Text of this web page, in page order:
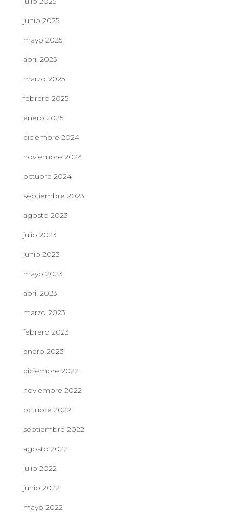
junio 2025
mayo 2025
abril 2025
marzo 2025
febrero 2025
enero 2025
diciembre 2024
noviembre 2024
octubre 2024
septiembre 2023
agosto 2023
julio 2023
junio 2023
mayo 2023
abril 2023
marzo 2023
febrero 2023
enero 2023
diciembre 2022
noviembre 2022
octubre 2022
septiembre 2022
agosto 2022
julio 2022
junio 2022
mayo 2022